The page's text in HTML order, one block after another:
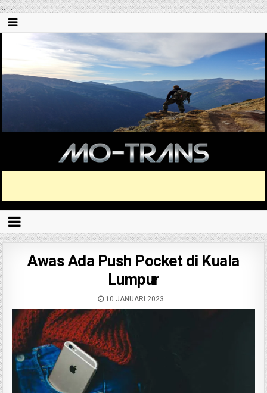
......
Awas Ada Push Pocket di Kuala
Lumpur
10 JANUARI 2023